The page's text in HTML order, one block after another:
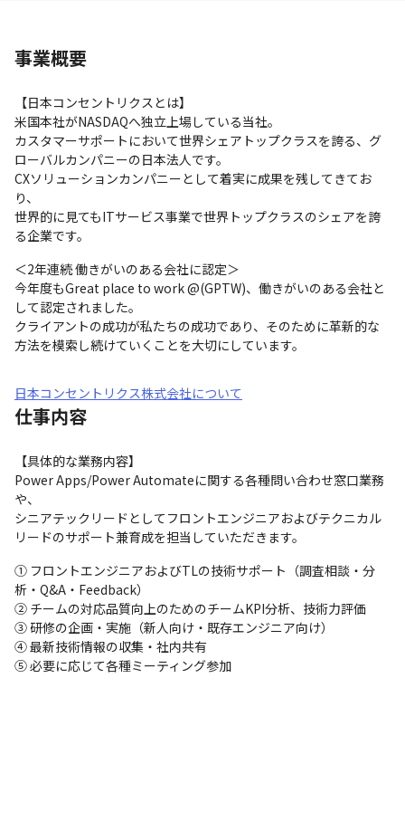
事業概要
【日本コンセントリクスとは】
米国本社がNASDAQへ独立上場している当社。
カスタマーサポートにおいて世界シェアトップクラスを誇る、グ
ローバルカンパニーの日本法人です。
CXソリューションカンパニーとして着実に成果を残してきてお
り、
世界的に見てもITサービス事業で世界トップクラスのシェアを誇
る企業です。
＜2年連続 働きがいのある会社に認定＞
今年度もGreat place to work @(GPTW)、働きがいのある会社と
して認定されました。
クライアントの成功が私たちの成功であり、そのために革新的な
方法を模索し続けていくことを大切にしています。
日本コンセントリクス株式会社について
仕事内容
【具体的な業務内容】
Power Apps/Power Automateに関する各種問い合わせ窓口業務
や、
シニアテックリードとしてフロントエンジニアおよびテクニカル
リードのサポート兼育成を担当していただきます。
① フロントエンジニアおよびTLの技術サポート（調査相談・分
析・Q&A・Feedback）
② チームの対応品質向上のためのチームKPI分析、技術力評価
③ 研修の企画・実施（新人向け・既存エンジニア向け）
④ 最新技術情報の収集・社内共有
⑤ 必要に応じて各種ミーティング参加